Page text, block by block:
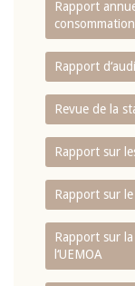
Rapport
Rapport
Revue de la
Rapport sur
Rapport sur
Rapport sur
l‘UEMOA